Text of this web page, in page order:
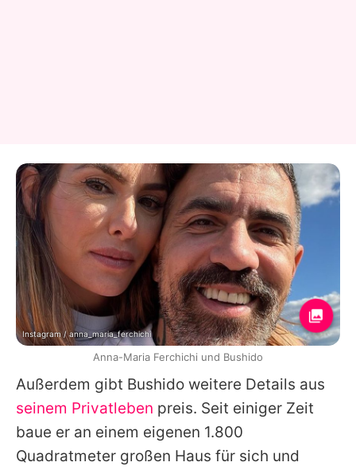
Außerdem gibt Bushido weitere Details aus
seinem Privatleben preis. Seit einiger Zeit
baue er an einem eigenen 1.800
Quadratmeter großen Haus für sich und
Instagram / anna_maria_ferchichi
Anna-Maria Ferchichi und Bushido